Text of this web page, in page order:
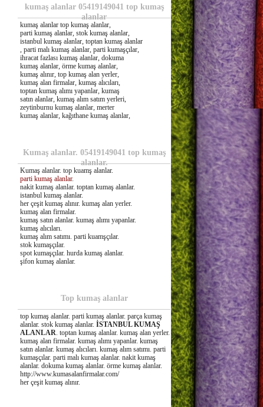
kumaş alanlar 05419149041 top kumaş
alanlar
kumaş alanlar top kumaş alanlar,
parti kumaş alanlar, stok kumaş alanlar,
istanbul kumaş alanlar, toptan kumaş alanlar
, parti malı kumaş alanlar, parti kumaşçılar,
ihracat fazlası kumaş alanlar, dokuma
kumaş alanlar, örme kumaş alanlar,
kumaş alınır, top kumaş alan yerler,
kumaş alan firmalar, kumaş alıcıları,
toptan kumaş alımı yapanlar, kumaş
satın alanlar, kumaş alım satım yerleri,
zeytinburnu kumaş alanlar, merter
kumaş alanlar, kağıthane kumaş alanlar,
Kumaş alanlar. 05419149041 top kumaş
alanlar.
Kumaş alanlar. top kuamş alanlar.
parti kumaş alanlar.
nakit kumaş alanlar. toptan kumaş alanlar.
istanbul kumaş alanlar.
her çeşit kumaş alınır. kumaş alan yerler.
kumaş alan firmalar.
kumaş satın alanlar. kumaş alımı yapanlar.
kumaş alıcıları.
kumaş alım satımı. parti kuamşçılar.
stok kumaşçılar.
spot kumaşçılar. hurda kumaş alanlar.
şifon kumaş alanlar.
Top kumaş alanlar
top kumaş alanlar. parti kumaş alanlar. parça kumaş
alanlar. stok kumaş alanlar. İSTANBUL KUMAŞ
ALANLAR. toptan kumaş alanlar. kumaş alan yerler.
kumaş alan firmalar. kumaş alımı yapanlar. kumaş
satın alanlar. kumaş alıcıları. kumaş alım satımı. parti
kumaşçılar. parti malı kumaş alanlar. nakit kumaş
alanlar. dokuma kumaş alanlar. örme kumaş alanlar.
http://www.kumasalanfirmalar.com/
her çeşit kumaş alınır.